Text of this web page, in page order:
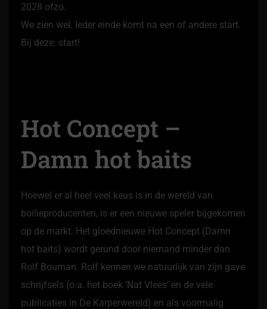
2028 ofzo.
We zien wel. Ieder einde komt na een of andere start.
Bij deze: start!
Hot Concept –
Damn hot baits
Hoewel er al heel veel keus is in de wereld van
boilieproducenten, is er een nieuwe speler bijgekomen
op de markt. Het gloednieuwe Hot Concept (Damn
hot baits) wordt gerund door niemand minder dan
Rolf Bouman. Rolf kennen we natuurlijk van zijn gave
schrijfsels (o.a. het boek ‘Nat Vlees’ en de vele
publicaties in De Karperwereld) en als voormalig